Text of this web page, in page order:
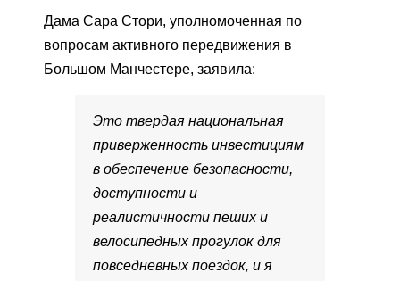
Дама Сара Стори, уполномоченная по
вопросам активного передвижения в
Большом Манчестере, заявила:
Это твердая национальная
приверженность инвестициям
в обеспечение безопасности,
доступности и
реалистичности пеших и
велосипедных прогулок для
повседневных поездок, и я